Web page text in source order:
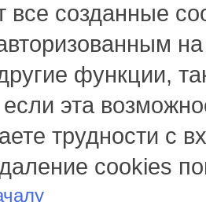
все созданные
функции,
эта
трудности с
cookies